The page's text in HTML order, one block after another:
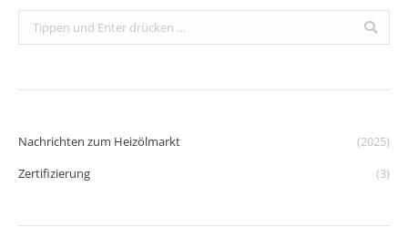
Search:
Nachrichten zum Heizölmarkt
(2025)
Zertifizierung
(3)